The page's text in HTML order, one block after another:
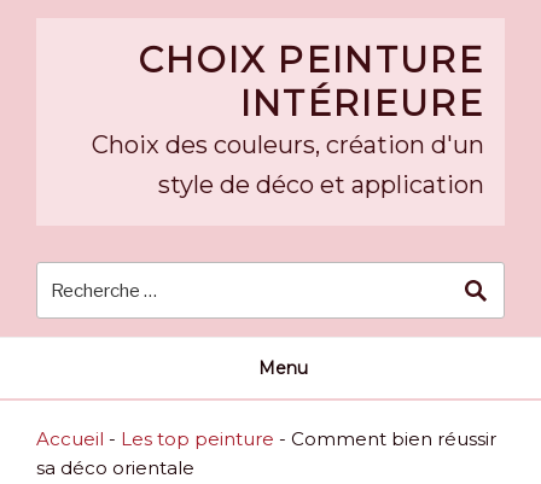
CHOIX PEINTURE
INTÉRIEURE
Choix des couleurs, création d'un
style de déco et application
Menu
Accueil - Les top peinture - Comment bien réussir
sa déco orientale